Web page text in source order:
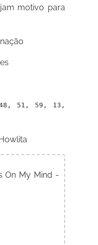
motivo para
51, 59, 13,
On My Mind -